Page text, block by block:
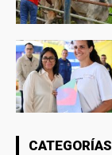
CATEGORÍAS